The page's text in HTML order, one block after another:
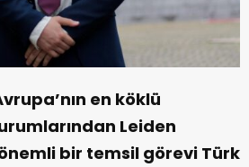
en köklü
Leiden
bir temsil görevi Türk